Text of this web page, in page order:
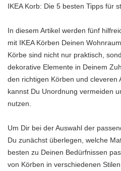
IKEA Korb: Die 5 besten Tipps für
In diesem Artikel werden fünf
mit IKEA Körben Deinen
Körbe sind nicht nur praktisch,
dekorative Elemente in Deinem
den richtigen Körben und cleveren
kannst Du Unordnung vermeiden
nutzen.
Um Dir bei der Auswahl der
Du zunächst überlegen, welche
besten zu Deinen Bedürfnissen
von Körben in verschiedenen